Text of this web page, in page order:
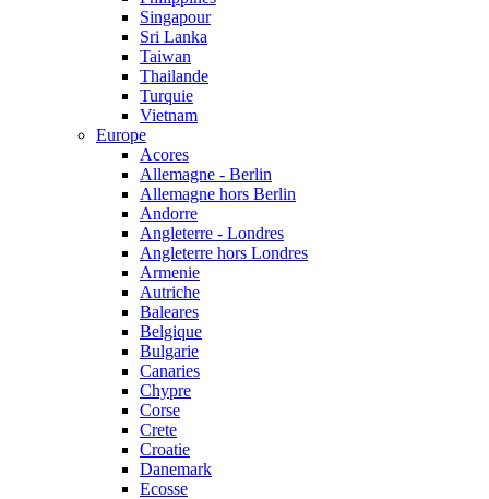
Singapour
Sri Lanka
Taiwan
Thailande
Turquie
Vietnam
Europe
Acores
Allemagne - Berlin
Allemagne hors Berlin
Andorre
Angleterre - Londres
Angleterre hors Londres
Armenie
Autriche
Baleares
Belgique
Bulgarie
Canaries
Chypre
Corse
Crete
Croatie
Danemark
Ecosse